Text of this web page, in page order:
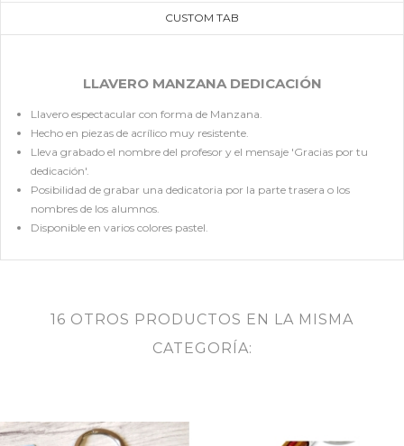
CUSTOM TAB
LLAVERO MANZANA DEDICACIÓN
Llavero espectacular con forma de Manzana.
Hecho en piezas de acrílico muy resistente.
Lleva grabado el nombre del profesor y el mensaje 'Gracias por tu
dedicación'.
Posibilidad de grabar una dedicatoria por la parte trasera o los
nombres de los alumnos.
Disponible en varios colores pastel.
16 OTROS PRODUCTOS EN LA MISMA
CATEGORÍA: